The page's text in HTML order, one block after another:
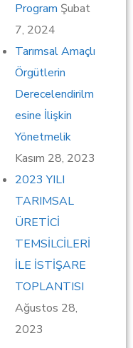
Program Şubat
7, 2024
Tarımsal Amaçlı
Örgütlerin
Derecelendirilm
esine İlişkin
Yönetmelik
Kasım 28, 2023
2023 YILI
TARIMSAL
ÜRETİCİ
TEMSİLCİLERİ
İLE İSTİŞARE
TOPLANTISI
Ağustos 28,
2023